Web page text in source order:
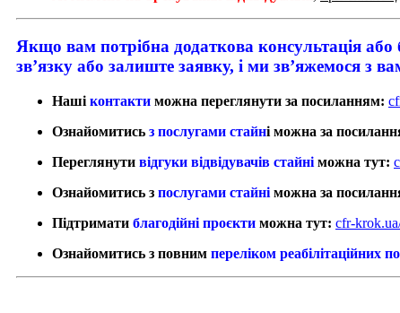
Якщо вам потрібна додаткова консультація
зв’язку або залиште заявку, і ми зв’яжемося з
Наші контакти можна переглянути за посиланням:
Ознайомитись з послугами стайні можна за
Переглянути відгуки відвідувачів стайні можна тут:
Ознайомитись з послугами стайні можна за
Підтримати благодійні проєкти можна тут: cfr-
Ознайомитись з повним переліком реабілітаційних